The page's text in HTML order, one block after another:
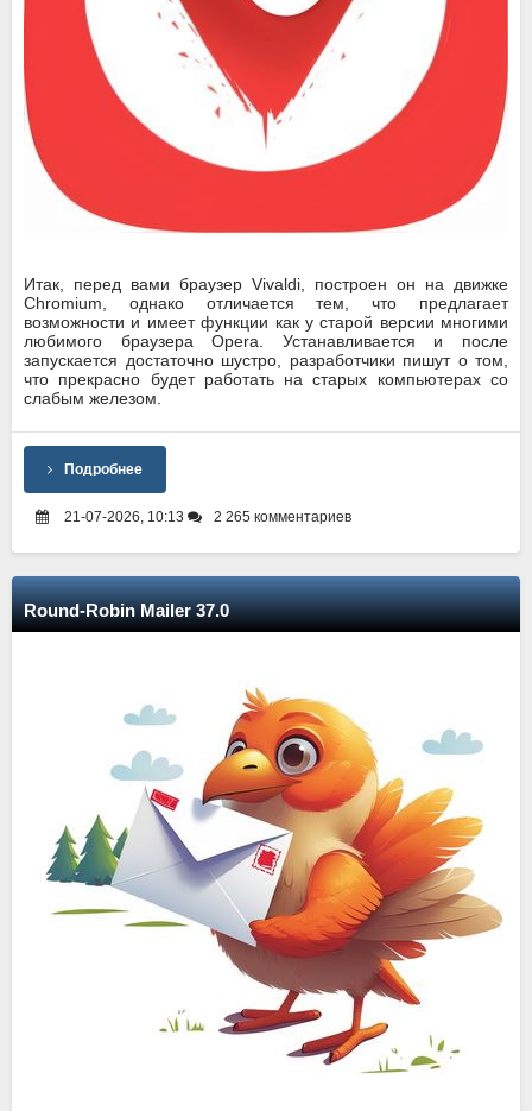
Итак, перед вами браузер Vivaldi, построен он на движке
Chromium, однако отличается тем, что предлагает
возможности и имеет функции как у старой версии многими
любимого браузера Opera. Устанавливается и после
запускается достаточно шустро, разработчики пишут о том,
что прекрасно будет работать на старых компьютерах со
слабым железом.
Подробнее
21-07-2026, 10:13 2 265 комментариев
Round-Robin Mailer 37.0